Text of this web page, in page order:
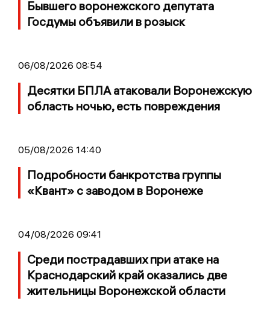
Бывшего воронежского депутата
Госдумы объявили в розыск
06/08/2026 08:54
Десятки БПЛА атаковали Воронежскую
область ночью, есть повреждения
05/08/2026 14:40
Подробности банкротства группы
«Квант» с заводом в Воронеже
04/08/2026 09:41
Среди пострадавших при атаке на
Краснодарский край оказались две
жительницы Воронежской области